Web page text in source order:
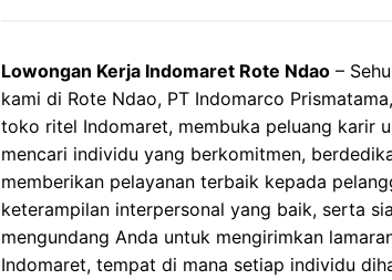
Lowongan Kerja Indomaret Rote Ndao –
kami di Rote Ndao, PT Indomarco
toko ritel Indomaret, membuka peluang karir
mencari individu yang berkomitmen,
memberikan pelayanan terbaik kepada
keterampilan interpersonal yang baik, serta
mengundang Anda untuk mengirimkan
Indomaret, tempat di mana setiap individu